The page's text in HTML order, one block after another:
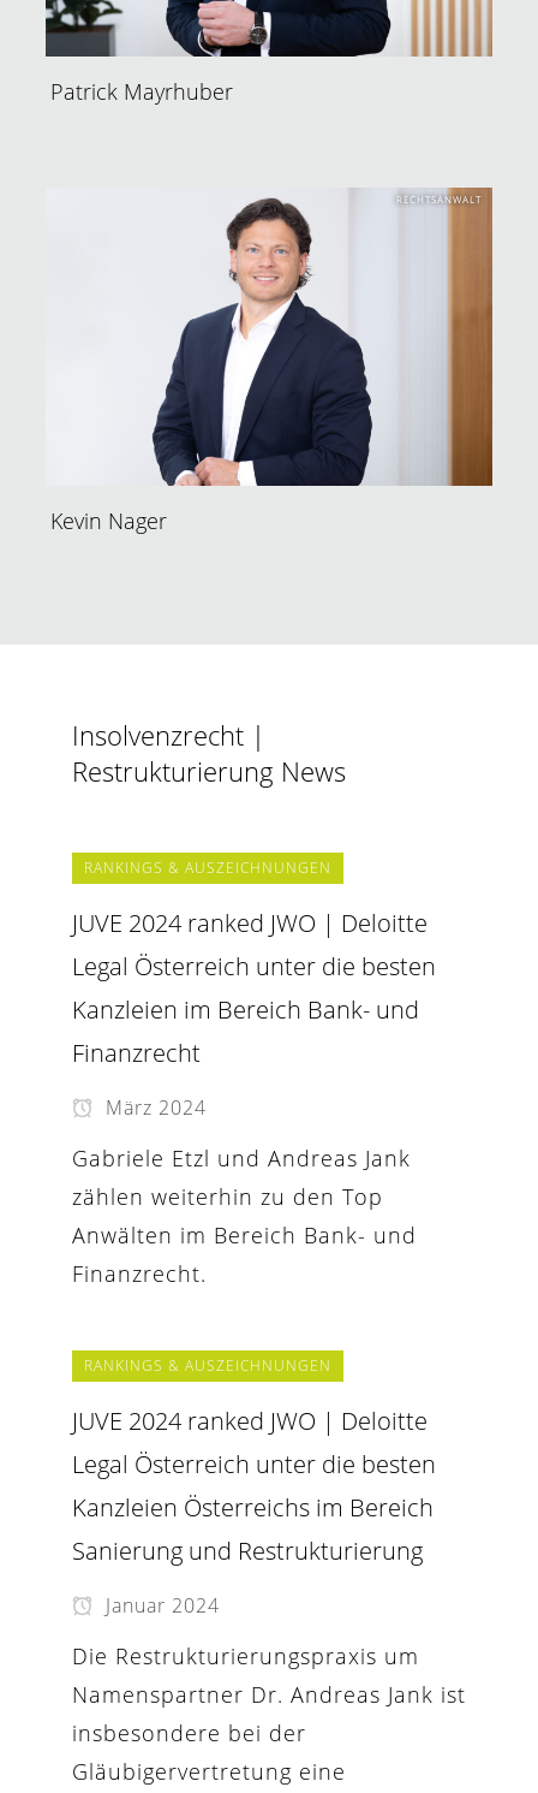
Patrick Mayrhuber
RECHTSANWALT
Kevin Nager
Insolvenzrecht |
Restrukturierung News
RANKINGS & AUSZEICHNUNGEN
JUVE 2024 ranked JWO | Deloitte
Legal Österreich unter die besten
Kanzleien im Bereich Bank- und
Finanzrecht
März 2024
Gabriele Etzl und Andreas Jank
zählen weiterhin zu den Top
Anwälten im Bereich Bank- und
Finanzrecht.
RANKINGS & AUSZEICHNUNGEN
JUVE 2024 ranked JWO | Deloitte
Legal Österreich unter die besten
Kanzleien Österreichs im Bereich
Sanierung und Restrukturierung
Januar 2024
Die Restrukturierungspraxis um
Namenspartner Dr. Andreas Jank ist
insbesondere bei der
Gläubigervertretung eine